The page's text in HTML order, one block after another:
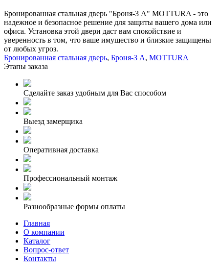
Бронированная стальная дверь "Броня-3 А" MOTTURA - это
надежное и безопасное решение для защиты вашего дома или
офиса. Установка этой двери даст вам спокойствие и
уверенность в том, что ваше имущество и близкие защищены
от любых угроз.
Бронированная стальная дверь, Броня-3 А, MOTTURA
Этапы заказа
Сделайте заказ удобным для Вас способом
Выезд замерщика
Оперативная доставка
Профессиональный монтаж
Разнообразные формы оплаты
Главная
О компании
Каталог
Вопрос-ответ
Контакты